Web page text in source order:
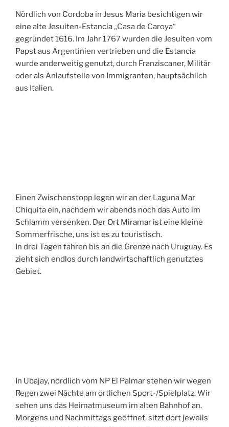
Nördlich von Cordoba in Jesus Maria besichtigen wir
eine alte Jesuiten-Estancia „Casa de Caroya“
gegründet 1616. Im Jahr 1767 wurden die Jesuiten vom
Papst aus Argentinien vertrieben und die Estancia
wurde anderweitig genutzt, durch Franziscaner, Militär
oder als Anlaufstelle von Immigranten, hauptsächlich
aus Italien.
Einen Zwischenstopp legen wir an der Laguna Mar
Chiquita ein, nachdem wir abends noch das Auto im
Schlamm versenken. Der Ort Miramar ist eine kleine
Sommerfrische, uns ist es zu touristisch.
In drei Tagen fahren bis an die Grenze nach Uruguay. Es
zieht sich endlos durch landwirtschaftlich genutztes
Gebiet.
In Ubajay, nördlich vom NP El Palmar stehen wir wegen
Regen zwei Nächte am örtlichen Sport-/Spielplatz. Wir
sehen uns das Heimatmuseum im alten Bahnhof an.
Morgens und Nachmittags geöffnet, sitzt dort jeweils